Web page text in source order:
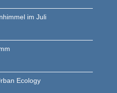
im Juli
Ecology